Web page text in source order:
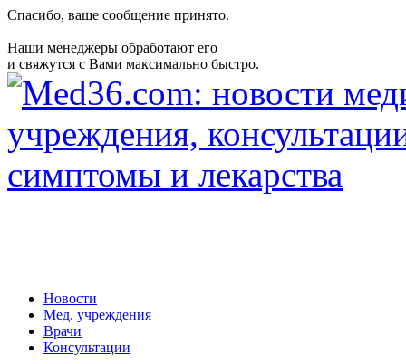
Спасибо, ваше сообщение принято.
Наши менеджеры обработают его
и свяжутся с Вами максимально быстро.
Новости
Мед. учреждения
Врачи
Консультации